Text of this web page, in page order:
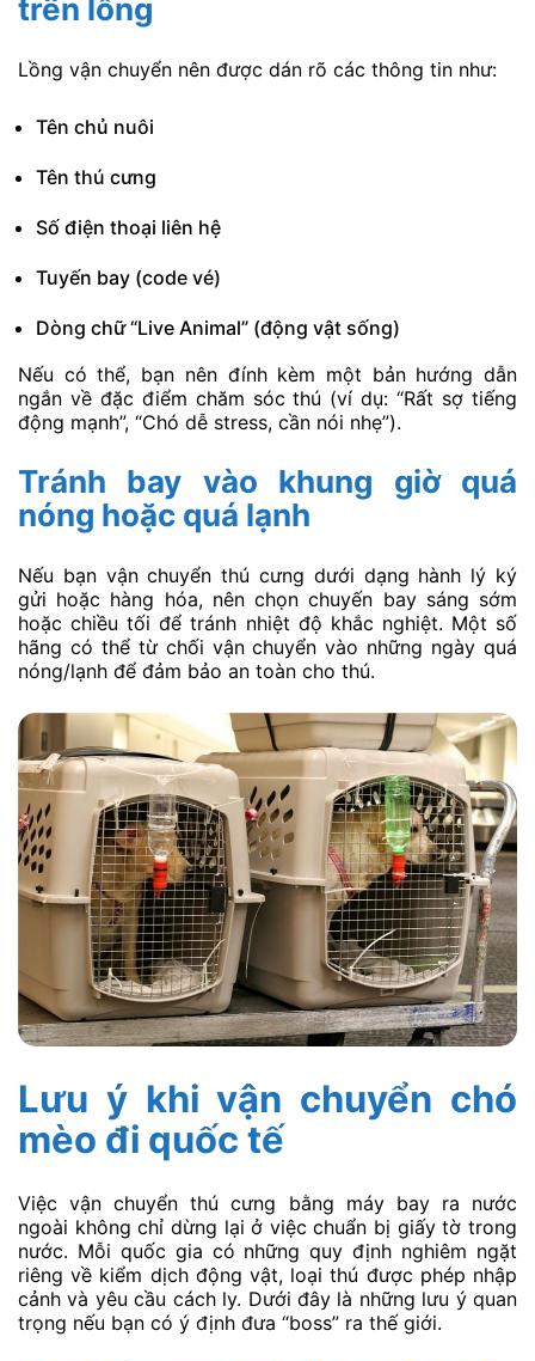
trên lồng
Lồng vận chuyển nên được dán rõ các thông tin như:
Tên chủ nuôi
Tên thú cưng
Số điện thoại liên hệ
Tuyến bay (code vé)
Dòng chữ “Live Animal” (động vật sống)
Nếu có thể, bạn nên đính kèm một bản hướng dẫn
ngắn về đặc điểm chăm sóc thú (ví dụ: “Rất sợ tiếng
động mạnh”, “Chó dễ stress, cần nói nhẹ”).
Tránh bay vào khung giờ quá
nóng hoặc quá lạnh
Nếu bạn vận chuyển thú cưng dưới dạng hành lý ký
gửi hoặc hàng hóa, nên chọn chuyến bay sáng sớm
hoặc chiều tối để tránh nhiệt độ khắc nghiệt. Một số
hãng có thể từ chối vận chuyển vào những ngày quá
nóng/lạnh để đảm bảo an toàn cho thú.
Lưu ý khi vận chuyển chó
mèo đi quốc tế
Việc vận chuyển thú cưng bằng máy bay ra nước
ngoài không chỉ dừng lại ở việc chuẩn bị giấy tờ trong
nước. Mỗi quốc gia có những quy định nghiêm ngặt
riêng về kiểm dịch động vật, loại thú được phép nhập
cảnh và yêu cầu cách ly. Dưới đây là những lưu ý quan
trọng nếu bạn có ý định đưa “boss” ra thế giới.